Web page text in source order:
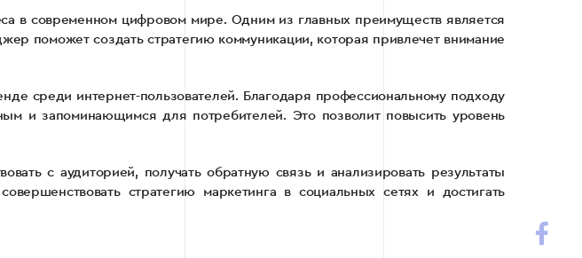
в современном цифровом мире. Одним из главных преимуществ является
поможет создать стратегию коммуникации, которая привлечет внимание
среди интернет-пользователей. Благодаря профессиональному подходу
и запоминающимся для потребителей. Это позволит повысить уровень
с аудиторией, получать обратную связь и анализировать результаты
стратегию маркетинга в социальных сетях и достигать